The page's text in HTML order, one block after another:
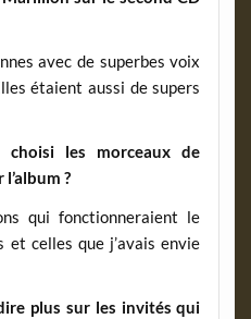
avec de superbes voix
étaient aussi de supers
les morceaux de
?
qui fonctionneraient le
et celles que j’avais envie
plus sur les invités qui